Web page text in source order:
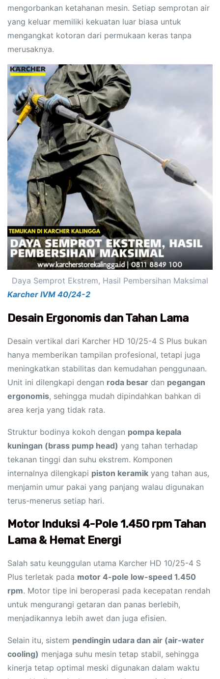
mengorbankan ketahanan mesin. Setiap semprotan air
yang keluar memiliki kekuatan luar biasa untuk
mengangkat kotoran dari permukaan keras tanpa
merusaknya.
Daya Semprot Ekstrem, Hasil Pembersihan Maksimal
Karcher IVM 40/24-2
Desain Ergonomis dan Tahan Lama
Desain vertikal dari Karcher HD 10/25-4 S Plus bukan
hanya memberikan tampilan profesional, tetapi juga
meningkatkan stabilitas dan kemudahan penggunaan.
Unit ini dilengkapi dengan roda besar dan pegangan
ergonomis, sehingga mudah dipindahkan bahkan di
area kerja yang tidak rata.
Struktur bodinya kokoh dengan pompa kepala
kuningan (brass pump head) yang tahan terhadap
tekanan tinggi dan suhu ekstrem. Komponen
internalnya dilengkapi piston keramik yang tahan aus,
menjamin umur pakai yang panjang walau digunakan
terus-menerus setiap hari.
Motor Induksi 4-Pole 1.450 rpm Tahan
Lama & Hemat Energi
Salah satu keunggulan utama Karcher HD 10/25-4 S
Plus terletak pada motor 4-pole low-speed 1.450
rpm. Motor tipe ini beroperasi pada kecepatan rendah
untuk mengurangi getaran dan panas berlebih,
menjadikannya lebih awet dan juga efisien.
Selain itu, sistem pendingin udara dan air (air-water
cooling) menjaga suhu mesin tetap stabil, sehingga
kinerja tetap optimal meski digunakan dalam waktu